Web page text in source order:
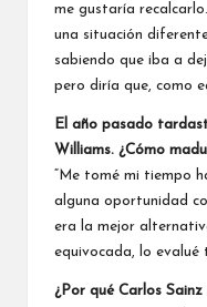
me gustaría
una situación
sabiendo que iba a
pero diría que, como
El año pasado
Williams. ¿Cómo
“Me tomé mi tiempo
alguna oportunidad
era la mejor
equivocada, lo evalué
¿Por qué Carlos